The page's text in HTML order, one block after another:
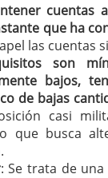
cuentas
que ha
las cuentas
son
bajos,
de bajas
casi
que busca
: Se trata de una